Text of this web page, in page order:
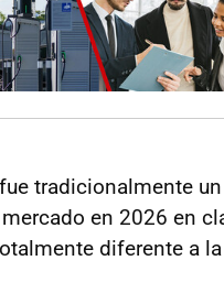
tradicionalmente
en 2026 en
diferente a